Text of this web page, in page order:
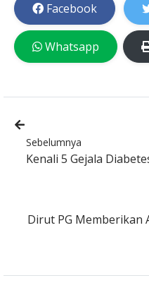
Facebook
Whatsapp
Sebelumnya
Kenali 5 Gejala
Dirut PG Memberikan